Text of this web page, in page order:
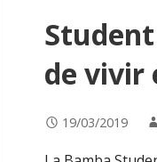
de vivir
19/03/2019